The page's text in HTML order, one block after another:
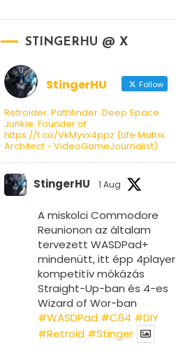
STINGERHU @ X
StingerHU Follow
Retroider. Pathfinder. Deep Space
Junkie. Founder of
https://t.co/VkMyvx4ppz (Life Matrix:
Architect - VideoGameJournalist)
StingerHU 1 Aug
A miskolci Commodore
Reunionon az általam
tervezett WASDPad+
mindenütt, itt épp 4player
kompetitív mókázás
Straight-Up-ban és 4-es
Wizard of Wor-ban
#WASDPad #C64 #DIY
#Retroid #Stinger